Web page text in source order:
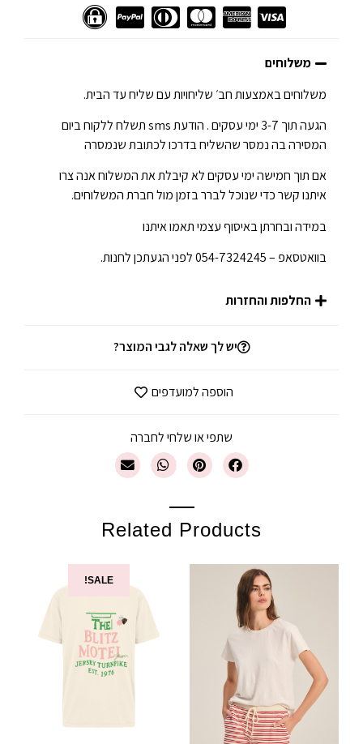
משלוחים
משלוחים באמצעות חב׳ שליחויות עם שליח עד הבית.
הגעה תוך 3-7 ימי עסקים . הודעת sms תשלח ללקוח ביום
המסירה בה נמסר שהשליח בדרכו לכתובת שנמסרה
אם תוך חמישה ימי עסקים לא קיבלת את המשלוח אנה צרו
איתנו קשר כדי שנוכל לברר בזמן מול חברת המשלוחים.
במידה ובחרתן באיסוף עצמי תאמו איתנו
בוואטסאפ – 054-7324245 לפני הגעתכן לחנות.
החלפות והחזרות
יש לך שאלה לגבי המוצר?
הוספה למועדפים
שתפי או שלחי לחברה
Related Products
SALE!